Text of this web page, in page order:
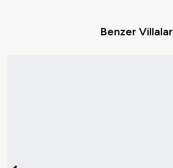
Benzer Villalar